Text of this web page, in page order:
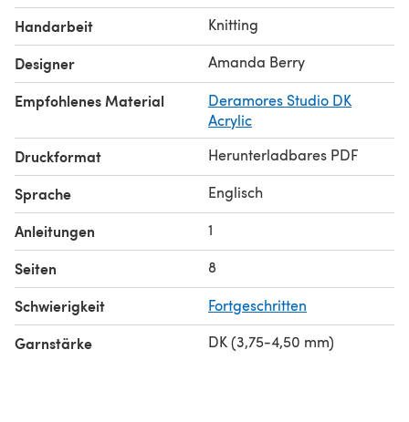
Handarbeit Knitting
Designer Amanda Berry
Empfohlenes Material
Deramores Studio DK
Acrylic
Druckformat Herunterladbares PDF
Sprache Englisch
Anleitungen 1
Seiten 8
Schwierigkeit Fortgeschritten
Garnstärke DK (3,75-4,50 mm)